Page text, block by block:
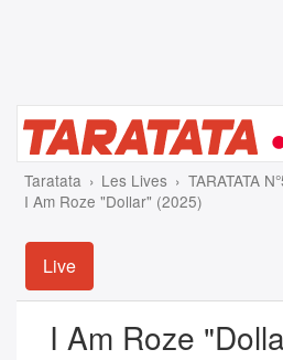
Taratata Les Lives
TARATATA
I Am Roze "Dollar" (2025)
Live
I Am Roze